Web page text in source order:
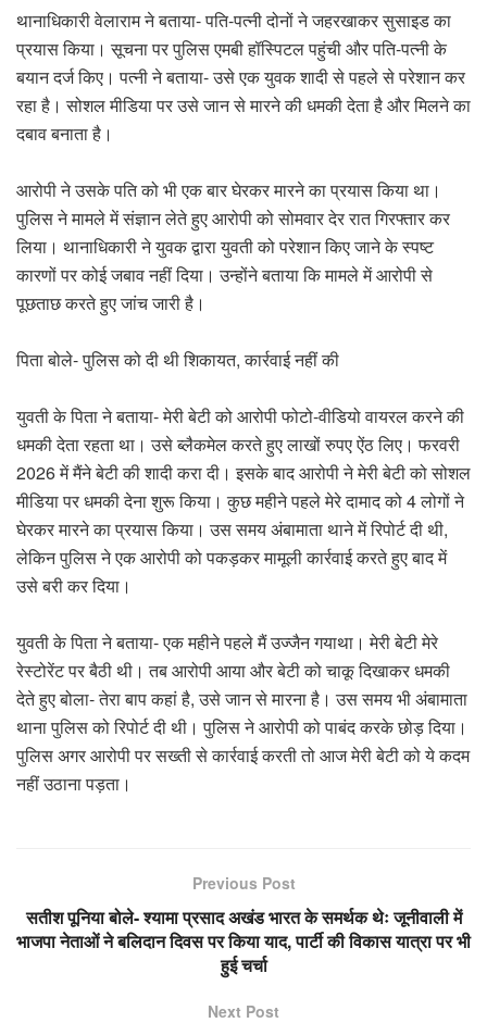
थानाधिकारी वेलाराम ने बताया- पति-पत्नी दोनों ने जहरखाकर सुसाइड का
प्रयास किया। सूचना पर पुलिस एमबी हॉस्पिटल पहुंची और पति-पत्नी के
बयान दर्ज किए। पत्नी ने बताया- उसे एक युवक शादी से पहले से परेशान कर
रहा है। सोशल मीडिया पर उसे जान से मारने की धमकी देता है और मिलने का
दबाव बनाता है।
आरोपी ने उसके पति को भी एक बार घेरकर मारने का प्रयास किया था।
पुलिस ने मामले में संज्ञान लेते हुए आरोपी को सोमवार देर रात गिरफ्तार कर
लिया। थानाधिकारी ने युवक द्वारा युवती को परेशान किए जाने के स्पष्ट
कारणों पर कोई जबाव नहीं दिया। उन्होंने बताया कि मामले में आरोपी से
पूछताछ करते हुए जांच जारी है।
पिता बोले- पुलिस को दी थी शिकायत, कार्रवाई नहीं की
युवती के पिता ने बताया- मेरी बेटी को आरोपी फोटो-वीडियो वायरल करने की
धमकी देता रहता था। उसे ब्लैकमेल करते हुए लाखों रुपए ऐंठ लिए। फरवरी
2026 में मैंने बेटी की शादी करा दी। इसके बाद आरोपी ने मेरी बेटी को सोशल
मीडिया पर धमकी देना शुरू किया। कुछ महीने पहले मेरे दामाद को 4 लोगों ने
घेरकर मारने का प्रयास किया। उस समय अंबामाता थाने में रिपोर्ट दी थी,
लेकिन पुलिस ने एक आरोपी को पकड़कर मामूली कार्रवाई करते हुए बाद में
उसे बरी कर दिया।
युवती के पिता ने बताया- एक महीने पहले मैं उज्जैन गयाथा। मेरी बेटी मेरे
रेस्टोरेंट पर बैठी थी। तब आरोपी आया और बेटी को चाकू दिखाकर धमकी
देते हुए बोला- तेरा बाप कहां है, उसे जान से मारना है। उस समय भी अंबामाता
थाना पुलिस को रिपोर्ट दी थी। पुलिस ने आरोपी को पाबंद करके छोड़ दिया।
पुलिस अगर आरोपी पर सख्ती से कार्रवाई करती तो आज मेरी बेटी को ये कदम
नहीं उठाना पड़ता।
Previous Post
सतीश पूनिया बोले- श्यामा प्रसाद अखंड भारत के समर्थक थेः जूनीवाली में
भाजपा नेताओं ने बलिदान दिवस पर किया याद, पार्टी की विकास यात्रा पर भी
हुई चर्चा
Next Post